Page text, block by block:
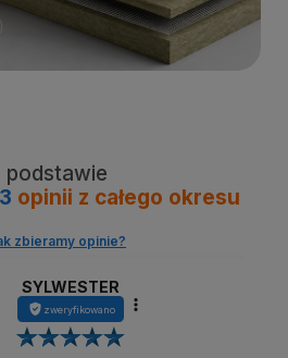
podstawie
opinii z całego okresu
zbieramy opinie?
SYLWESTER
zweryfikowano